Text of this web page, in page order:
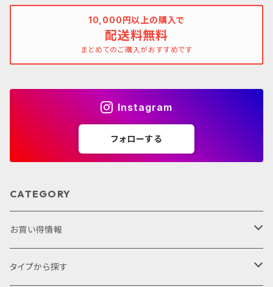
10,000円以上の購入で
配送料無料
まとめてのご購入がおすすめです
Instagram
フォローする
CATEGORY
お買い得情報
セット商品
タイプから探す